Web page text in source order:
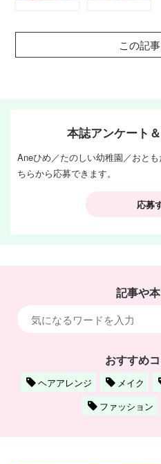
この記
本誌アンケート
Aneひめ／たのしい幼稚園／おと
ちらから応募できます。
応募
記事や
おすすめ
ヘアアレンジ メイク
ファッション